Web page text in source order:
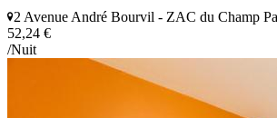
2 Avenue André Bourvil - ZAC du Champ
52,24 €
/Nuit